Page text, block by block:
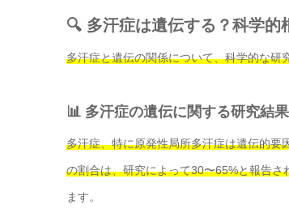
🔍 多汗症は遺伝する？科学的
多汗症と遺伝の関係について、科学的な研
📊 多汗症の遺伝に関する研究結果
多汗症、特に原発性局所多汗症は遺伝的要
の割合は、研究によって30〜65%と報告さ
ます。